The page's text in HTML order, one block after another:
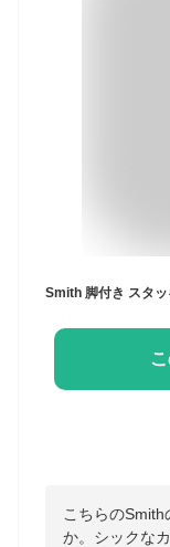
こちらのSmith
か。シックな